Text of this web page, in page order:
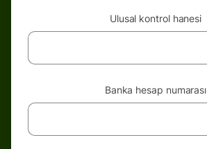
Ulusal kontrol hanesi
Banka hesap numarası